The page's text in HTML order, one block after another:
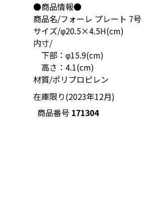
●商品情報●
商品名/フォーレ プレート 7号
サイズ/φ20.5×4.5H(cm)
内寸/
下部：φ15.9(cm)
高さ：4.1(cm)
材質/ポリプロピレン
在庫限り(2023年12月)
商品番号 171304